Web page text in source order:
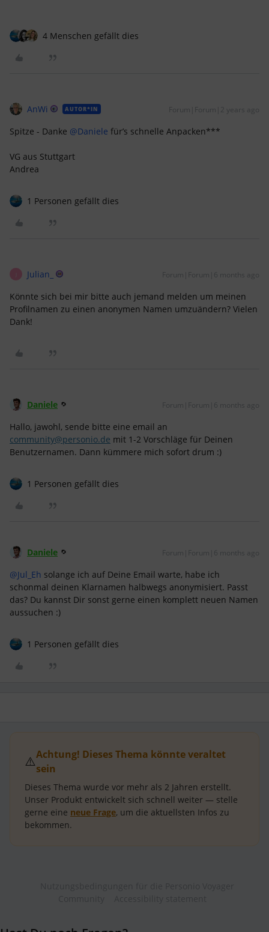
4 Menschen gefällt dies
AnWi AUTOR*IN Forum|Forum|2 years ago
Spitze - Danke @Daniele für’s schnelle Anpacken***
VG aus Stuttgart
Andrea
1 Personen gefällt dies
Julian_ Forum|Forum|6 months ago
Könnte sich bei mir bitte auch jemand melden um meinen
Profilnamen zu einen anonymen Namen umzuändern? Vielen
Dank!
Daniele Forum|Forum|6 months ago
Hallo, jawohl, sende bitte eine email an
community@personio.de mit 1-2 Vorschläge für Deinen
Benutzernamen. Dann kümmere mich sofort drum :)
1 Personen gefällt dies
Daniele Forum|Forum|6 months ago
@Jul_Eh solange ich auf Deine Email warte, habe ich
schonmal deinen Klarnamen halbwegs anonymisiert. Passt
das? Du kannst Dir sonst gerne einen komplett neuen Namen
aussuchen :)
1 Personen gefällt dies
⚠️Achtung! Dieses Thema könnte veraltet
sein
Dieses Thema wurde vor mehr als 2 Jahren erstellt.
Unser Produkt entwickelt sich schnell weiter — stelle
gerne eine neue Frage, um die aktuellsten Infos zu
bekommen.